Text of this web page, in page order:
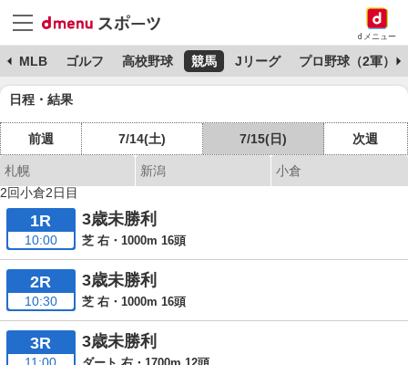
dメニュー
MLB ゴルフ 高校野球 競馬 Jリーグ プロ野球（2軍）
日程・結果
前週 7/14(土) 7/15(日) 次週
札幌 新潟
小倉
2回小倉2日目
1R
10:00
3歳未勝利
芝 右・1000m 16頭
2R
10:30
3歳未勝利
芝 右・1000m 16頭
3R 3歳未勝利